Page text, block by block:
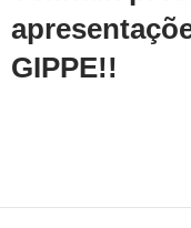
GIPPE!!